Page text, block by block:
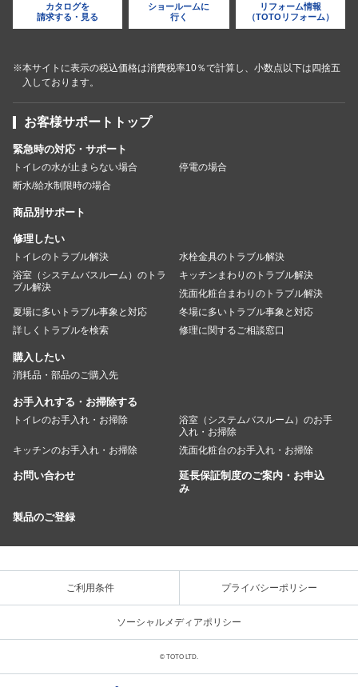
カタログを
請求する・見る
ショールームに
行く
リフォーム情報
（TOTOリフォーム）
※本サイトに表示の税込価格は消費税率10％で計算し、小数点以下は四捨五
入しております。
お客様サポートトップ
緊急時の対応・サポート
トイレの水が止まらない場合
停電の場合
断水/給水制限時の場合
商品別サポート
修理したい
トイレのトラブル解決
水栓金具のトラブル解決
浴室（システムバスルーム）のトラ
ブル解決
キッチンまわりのトラブル解決
洗面化粧台まわりのトラブル解決
夏場に多いトラブル事象と対応
冬場に多いトラブル事象と対応
詳しくトラブルを検索
修理に関するご相談窓口
購入したい
消耗品・部品のご購入先
お手入れする・お掃除する
トイレのお手入れ・お掃除
浴室（システムバスルーム）のお手
入れ・お掃除
キッチンのお手入れ・お掃除
洗面化粧台のお手入れ・お掃除
お問い合わせ
延長保証制度のご案内・お申込
み
製品のご登録
ご利用条件 プライバシーポリシー
ソーシャルメディアポリシー
© TOTO LTD.